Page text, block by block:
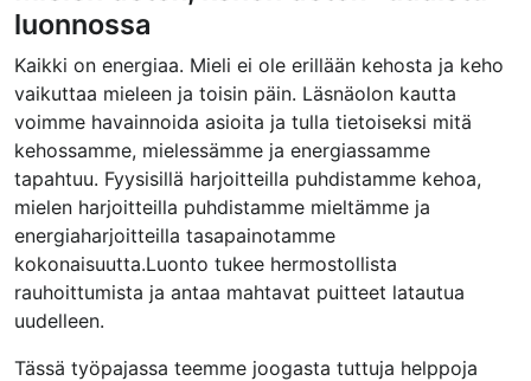
luonnossa
Kaikki on energiaa. Mieli ei ole erillään kehosta ja keho
vaikuttaa mieleen ja toisin päin. Läsnäolon kautta
voimme havainnoida asioita ja tulla tietoiseksi mitä
kehossamme, mielessämme ja energiassamme
tapahtuu. Fyysisillä harjoitteilla puhdistamme kehoa,
mielen harjoitteilla puhdistamme mieltämme ja
energiaharjoitteilla tasapainotamme
kokonaisuutta.Luonto tukee hermostollista
rauhoittumista ja antaa mahtavat puitteet latautua
uudelleen.
Tässä työpajassa teemme joogasta tuttuja helppoja